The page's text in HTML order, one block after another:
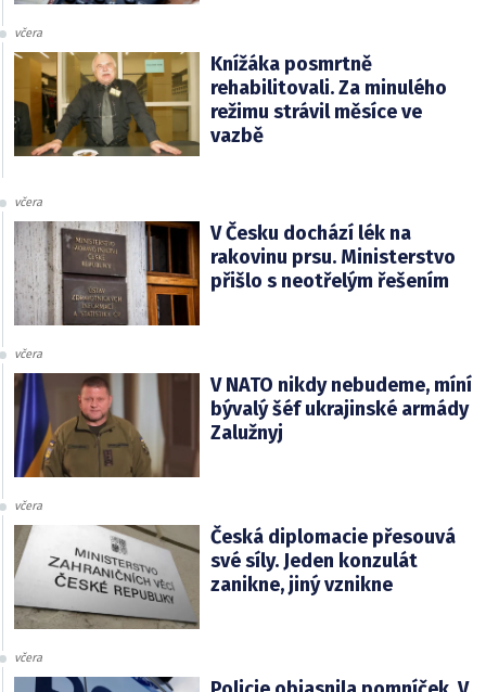
včera
Knížáka posmrtně
rehabilitovali. Za minulého
režimu strávil měsíce ve
vazbě
včera
V Česku dochází lék na
rakovinu prsu. Ministerstvo
přišlo s neotřelým řešením
včera
V NATO nikdy nebudeme, míní
bývalý šéf ukrajinské armády
Zalužnyj
včera
Česká diplomacie přesouvá
své síly. Jeden konzulát
zanikne, jiný vznikne
včera